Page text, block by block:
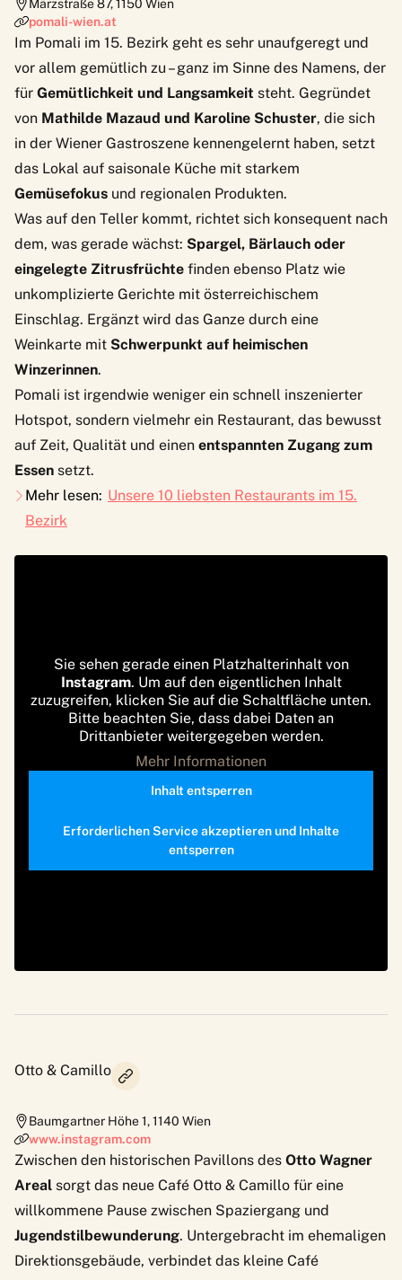
Märzstraße 87,1150 Wien
pomali-wien.at
Im Pomali im 15. Bezirk geht es sehr unaufgeregt und
vor allem gemütlich zu – ganz im Sinne des Namens, der
für Gemütlichkeit und Langsamkeit steht. Gegründet
von Mathilde Mazaud und Karoline Schuster, die sich
in der Wiener Gastroszene kennengelernt haben, setzt
das Lokal auf saisonale Küche mit starkem
Gemüsefokus und regionalen Produkten.
Was auf den Teller kommt, richtet sich konsequent nach
dem, was gerade wächst: Spargel, Bärlauch oder
eingelegte Zitrusfrüchte finden ebenso Platz wie
unkomplizierte Gerichte mit österreichischem
Einschlag. Ergänzt wird das Ganze durch eine
Weinkarte mit Schwerpunkt auf heimischen
Winzerinnen.
Pomali ist irgendwie weniger ein schnell inszenierter
Hotspot, sondern vielmehr ein Restaurant, das bewusst
auf Zeit, Qualität und einen entspannten Zugang zum
Essen setzt.
Mehr lesen: Unsere 10 liebsten Restaurants im 15.
Bezirk
Sie sehen gerade einen Platzhalterinhalt von
Instagram. Um auf den eigentlichen Inhalt
zuzugreifen, klicken Sie auf die Schaltfläche unten.
Bitte beachten Sie, dass dabei Daten an
Drittanbieter weitergegeben werden.
Mehr Informationen
Inhalt entsperren
Erforderlichen Service akzeptieren und Inhalte
entsperren
Otto & Camillo
Baumgartner Höhe 1,1140 Wien
www.instagram.com
Zwischen den historischen Pavillons des Otto Wagner
Areal sorgt das neue Café Otto & Camillo für eine
willkommene Pause zwischen Spaziergang und
Jugendstilbewunderung. Untergebracht im ehemaligen
Direktionsgebäude, verbindet das kleine Café